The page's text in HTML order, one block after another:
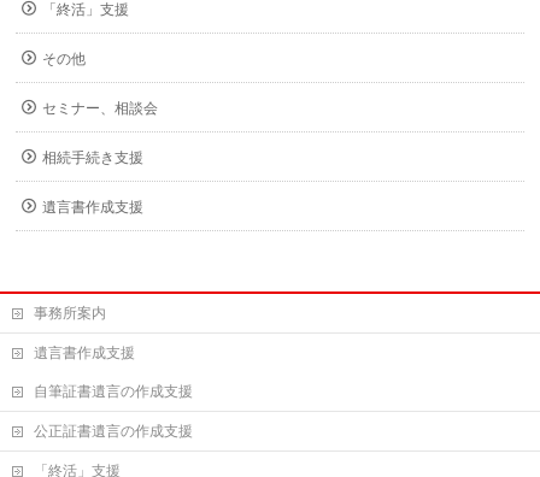
「終活」支援
その他
セミナー、相談会
相続手続き支援
遺言書作成支援
事務所案内
遺言書作成支援
自筆証書遺言の作成支援
公正証書遺言の作成支援
「終活」支援